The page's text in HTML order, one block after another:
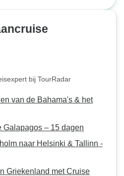
bij TourRadar
van de Bahama's & het
Galapagos – 15 dagen
naar Helsinki & Tallinn -
Griekenland met Cruise